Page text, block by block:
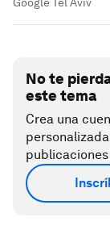
No te
este tema
Crea una